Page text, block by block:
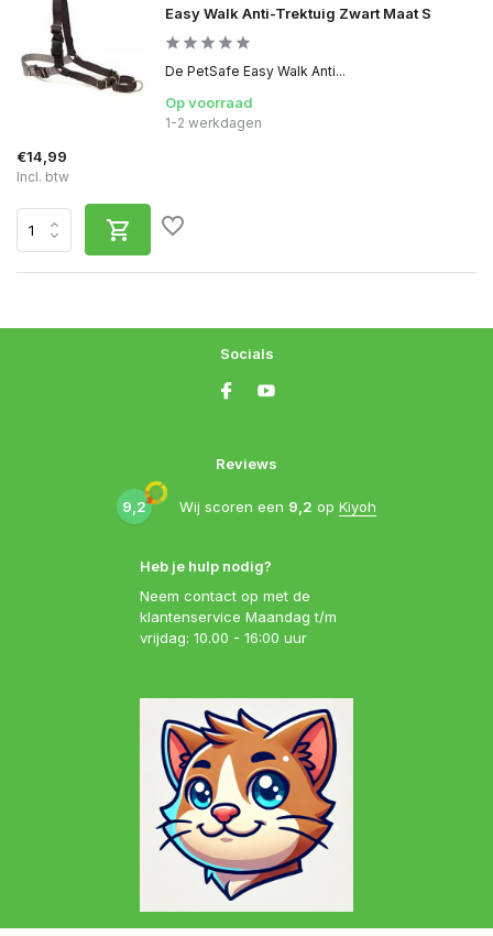
Easy Walk Anti-Trektuig Zwart Maat S
De PetSafe Easy Walk Anti...
Op voorraad
1-2 werkdagen
€14,99
Incl. btw
Heb je hulp nodig?
Neem contact op met de
klantenservice Maandag t/m
vrijdag: 10.00 - 16:00 uur
Reviews
9,2 Wij scoren een 9,2 op Kiyoh
Socials